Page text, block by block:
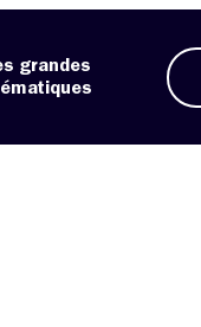
grandes